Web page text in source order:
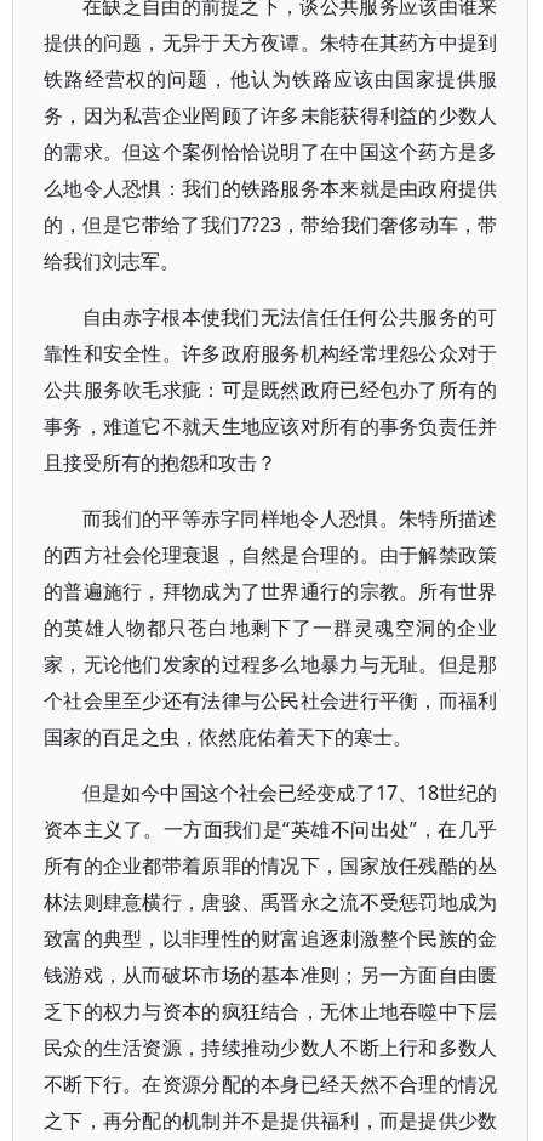
在缺乏自由的前提之下，谈公共服务应该由谁来
提供的问题，无异于天方夜谭。朱特在其药方中提到
铁路经营权的问题，他认为铁路应该由国家提供服
务，因为私营企业罔顾了许多未能获得利益的少数人
的需求。但这个案例恰恰说明了在中国这个药方是多
么地令人恐惧：我们的铁路服务本来就是由政府提供
的，但是它带给了我们7?23，带给我们奢侈动车，带
给我们刘志军。
自由赤字根本使我们无法信任任何公共服务的可
靠性和安全性。许多政府服务机构经常埋怨公众对于
公共服务吹毛求疵：可是既然政府已经包办了所有的
事务，难道它不就天生地应该对所有的事务负责任并
且接受所有的抱怨和攻击？
而我们的平等赤字同样地令人恐惧。朱特所描述
的西方社会伦理衰退，自然是合理的。由于解禁政策
的普遍施行，拜物成为了世界通行的宗教。所有世界
的英雄人物都只苍白地剩下了一群灵魂空洞的企业
家，无论他们发家的过程多么地暴力与无耻。但是那
个社会里至少还有法律与公民社会进行平衡，而福利
国家的百足之虫，依然庇佑着天下的寒士。
但是如今中国这个社会已经变成了17、18世纪的
资本主义了。一方面我们是“英雄不问出处”，在几乎
所有的企业都带着原罪的情况下，国家放任残酷的丛
林法则肆意横行，唐骏、禹晋永之流不受惩罚地成为
致富的典型，以非理性的财富追逐刺激整个民族的金
钱游戏，从而破坏市场的基本准则；另一方面自由匮
乏下的权力与资本的疯狂结合，无休止地吞噬中下层
民众的生活资源，持续推动少数人不断上行和多数人
不断下行。在资源分配的本身已经天然不合理的情况
之下，再分配的机制并不是提供福利，而是提供少数